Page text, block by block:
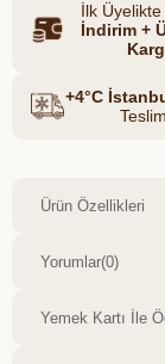
İlk Üyelikte
İndirim +
+4°C
Ürün Özellikleri
Yorumlar(0)
Yemek Kartı İle